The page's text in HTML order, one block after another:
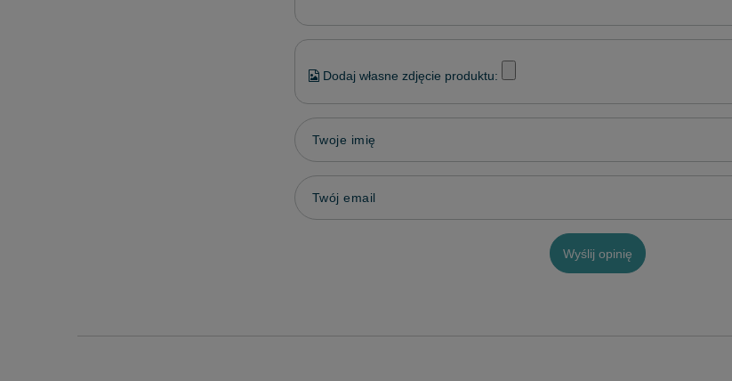
Dodaj własne zdjęcie produktu:
Twoje imię
Twój email
Wyślij opinię